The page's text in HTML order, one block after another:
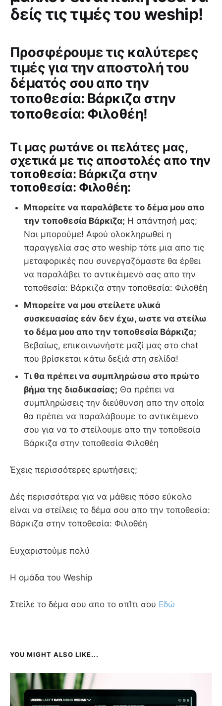
δείς τις τιμές του weship!
Προσφέρουμε τις καλύτερες
τιμές για την αποστολή του
δέματός σου απο την
τοποθεσία: Βάρκιζα στην
τοποθεσία: Φιλοθέη!
Tι μας ρωτάνε οι πελάτες μας,
σχετικά με τις αποστολές απο την
τοποθεσία: Βάρκιζα στην
τοποθεσία: Φιλοθέη:
Μπορείτε να παραλάβετε το δέμα μου απο
την τοποθεσία Βάρκιζα; Η απάντησή μας;
Ναι μπορούμε! Αφού ολοκληρωθεί η
παραγγελία σας στο weship τότε μια απο τις
μεταφορικές που συνεργαζόμαστε θα έρθει
να παραλάβει το αντικέιμενό σας απο την
τοποθεσία: Βάρκιζα στην τοποθεσία: Φιλοθέη
Μπορείτε να μου στείλετε υλικά
συσκευασίας εάν δεν έχω, ωστε να στείλω
το δέμα μου απο την τοποθεσία Βάρκιζα;
Βεβαίως, επικοινωνήστε μαζί μας στο chat
που βρίσκεται κάτω δεξιά στη σελίδα!
Τι θα πρέπει να συμπληρώσω στο πρώτο
βήμα της διαδικασίας; Θα πρέπει να
συμπληρώσεις την διεύθυνση απο την οποία
θα πρέπει να παραλάβουμε το αντικέιμενο
σου για να το στείλουμε απο την τοποθεσία
Βάρκιζα στην τοποθεσία Φιλοθέη
Έχεις περισσότερες ερωτήσεις;
Δές περισσότερα για να μάθεις πόσο εύκολο
είναι να στείλεις το δέμα σου απο την τοποθεσία:
Βάρκιζα στην τοποθεσία: Φιλοθέη
Ευχαριστούμε πολύ
Η ομάδα του Weship
Στείλε το δέμα σου απο το σπΊτι σου Εδώ
YOU MIGHT ALSO LIKE...